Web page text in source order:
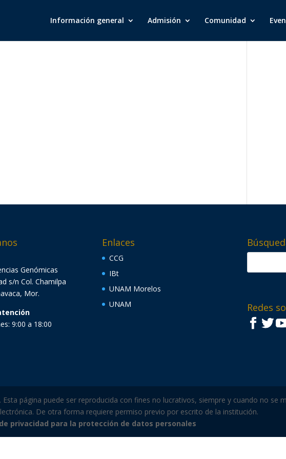
Información general Admisión Comunidad
Genómicas
s/n Col. Chamilpa
Mor.
9:00 a 18:00
Enlaces
CCG
IBt
UNAM Morelos
UNAM
Redes
página puede ser reproducida con fines no lucrativos, siempre y cuando no se
De otra forma requiere permiso previo por escrito de la institución.
privacidad para la protección de datos personales